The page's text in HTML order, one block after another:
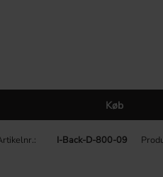
Køb
I-Back-D-800-09